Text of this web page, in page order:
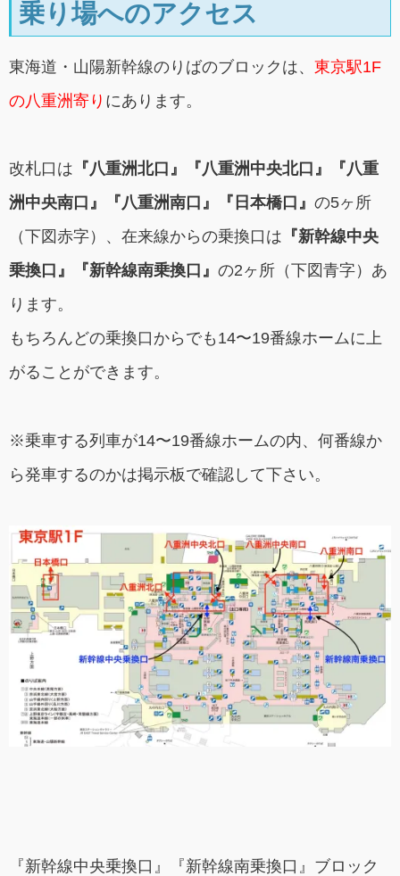
乗り場へのアクセス
東海道・山陽新幹線のりばのブロックは、 東京駅1F
の八重洲寄り にあります。
改札口は 『八重洲北口』『八重洲中央北口』『八重
洲中央南口』『八重洲南口』『日本橋口』 の5ヶ所
（下図赤字）、在来線からの乗換口は 『新幹線中央
乗換口』『新幹線南乗換口』 の2ヶ所（下図青字）あ
ります。
もちろんどの乗換口からでも14〜19番線ホームに上
がることができます。
※乗車する列車が14〜19番線ホームの内、何番線か
ら発車するのかは掲示板で確認して下さい。
『新幹線中央乗換口』『新幹線南乗換口』ブロック